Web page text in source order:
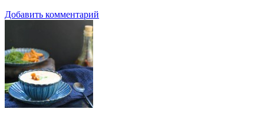
Добавить комментарий